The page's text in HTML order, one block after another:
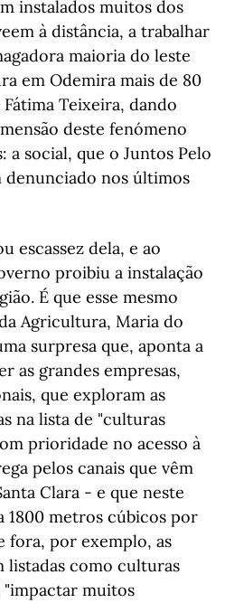
instalados muitos dos
à distância, a trabalhar
maioria do leste
em Odemira mais de 80
Teixeira, dando
deste fenómeno
a social, que o Juntos Pelo
denunciado nos últimos
escassez dela, e ao
proibiu a instalação
É que esse mesmo
Agricultura, Maria do
surpresa que, aponta a
as grandes empresas,
que exploram as
na lista de "culturas
prioridade no acesso à
pelos canais que vêm
Clara - e que neste
1800 metros cúbicos por
fora, por exemplo, as
listadas como culturas
"impactar muitos